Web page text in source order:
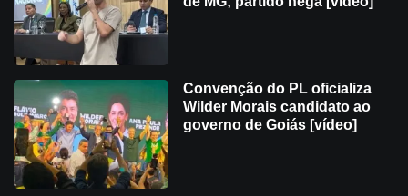
Convenção do PL oficializa
Wilder Morais candidato ao
governo de Goiás [vídeo]